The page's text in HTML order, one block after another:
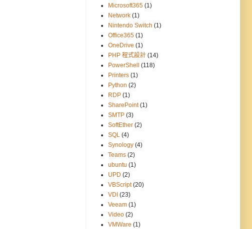
Microsoft365 (1)
Network (1)
Nintendo Switch (1)
Office365 (1)
OneDrive (1)
PHP 程式設計 (14)
PowerShell
(118)
Printers (1)
Python (2)
RDP (1)
SharePoint (1)
SMTP (3)
SoftEther (2)
SQL (4)
Synology (4)
Teams (2)
ubuntu (1)
UPD (2)
VBScript (20)
VDI (23)
Veeam (1)
Video (2)
VMWare (1)